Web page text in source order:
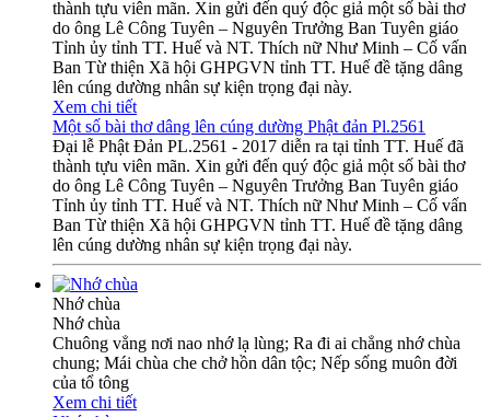
thành tựu viên mãn. Xin gửi đến quý độc giả một số bài thơ
do ông Lê Công Tuyên – Nguyên Trưởng Ban Tuyên giáo
Tỉnh ủy tỉnh TT. Huế và NT. Thích nữ Như Minh – Cố vấn
Ban Từ thiện Xã hội GHPGVN tỉnh TT. Huế đề tặng dâng
lên cúng dường nhân sự kiện trọng đại này.
Xem chi tiết
Một số bài thơ dâng lên cúng dường Phật đản Pl.2561
Đại lễ Phật Đản PL.2561 - 2017 diễn ra tại tỉnh TT. Huế đã
thành tựu viên mãn. Xin gửi đến quý độc giả một số bài thơ
do ông Lê Công Tuyên – Nguyên Trưởng Ban Tuyên giáo
Tỉnh ủy tỉnh TT. Huế và NT. Thích nữ Như Minh – Cố vấn
Ban Từ thiện Xã hội GHPGVN tỉnh TT. Huế đề tặng dâng
lên cúng dường nhân sự kiện trọng đại này.
Nhớ chùa
Nhớ chùa
Chuông vẳng nơi nao nhớ lạ lùng; Ra đi ai chẳng nhớ chùa
chung; Mái chùa che chở hồn dân tộc; Nếp sống muôn đời
của tổ tông
Xem chi tiết